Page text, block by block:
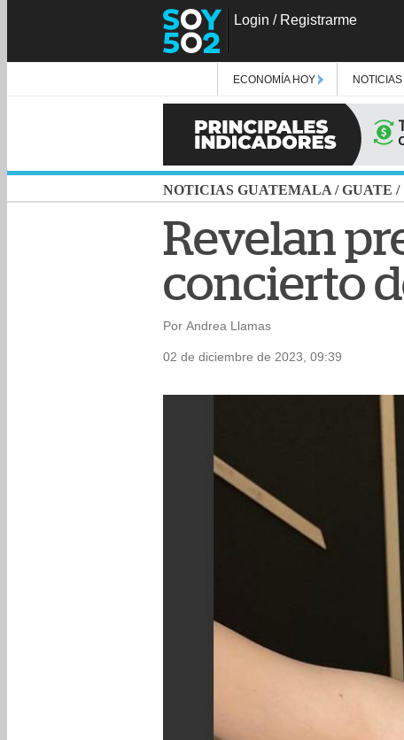
Login / Registrarme
ECONOMÍA HOY NOTICIAS
NOTICIAS GUATEMALA /GUATE /
Revelan
concierto
Por Andrea Llamas
02 de diciembre de 2023, 09:39